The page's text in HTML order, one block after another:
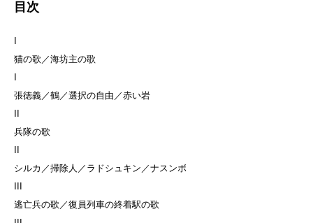
目次
I
猫の歌／海坊主の歌
I
張徳義／鶴／選択の自由／赤い岩
II
兵隊の歌
II
シルカ／掃除人／ラドシュキン／ナスンボ
III
逃亡兵の歌／復員列車の終着駅の歌